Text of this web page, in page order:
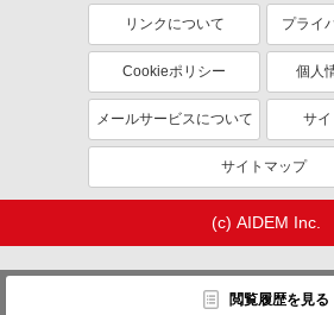
閲覧履歴を見る
リンクについて プライ
Cookieポリシー 個人
メールサービスについて サ
サイトマップ
(c) AIDEM Inc.